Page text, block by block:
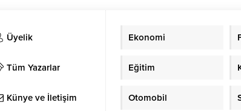
anlar yaşattı.
simgesi
Büyükşehir Belediyesi
programlarla
yaşanıyor. Kentin
kurulan iftar
önemli bilimsel buluşmaya ev
Merkezi’nde düzenlenen
Üyelik
Tüm Yazarlar
Künye ve İletişim
Ekonomi
Eğitim
Otomobil